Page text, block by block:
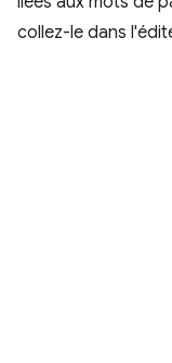
collez-le dans